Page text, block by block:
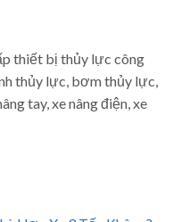
thiết bị thủy lực công
thủy lực, bơm thủy lực,
tay, xe nâng điện, xe